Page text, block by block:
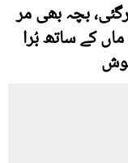
بچہ بھی مر
کے ساتھ بُرا